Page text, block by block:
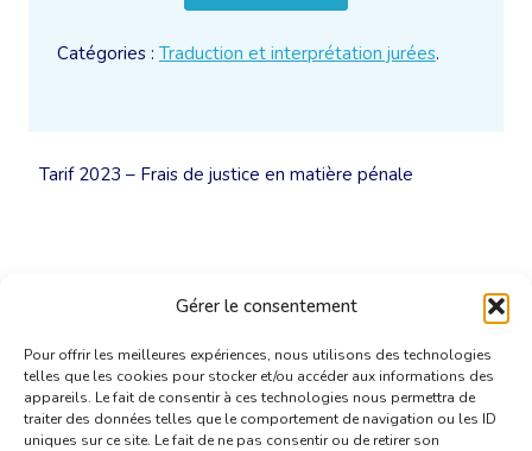
Gérer le consentement
Pour offrir les meilleures expériences, nous utilisons des technologies
telles que les cookies pour stocker et/ou accéder aux informations des
appareils. Le fait de consentir à ces technologies nous permettra de
traiter des données telles que le comportement de navigation ou les ID
uniques sur ce site. Le fait de ne pas consentir ou de retirer son
Tarif 2023 – Frais de justice en matière pénale
Catégories : Traduction et interprétation jurées.